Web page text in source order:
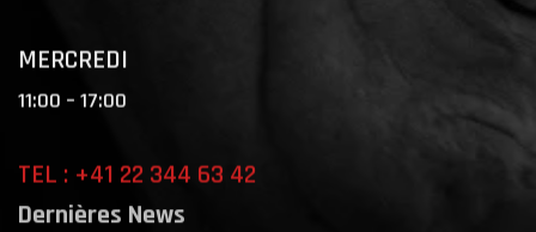
MERCREDI
11:00 – 17:00
TEL : +41 22 344 63 42
Dernières News